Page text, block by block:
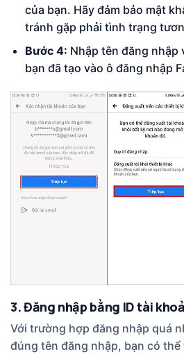
của bạn. Hãy đảm bảo mật
tránh gặp phải tình trạng
Bước 4: Nhập tên đăng nhập
bạn đã tạo vào ô đăng nhập
3. Đăng nhập bằng ID tài
Với trường hợp đăng nhập quá
đúng tên đăng nhập, bạn có thể